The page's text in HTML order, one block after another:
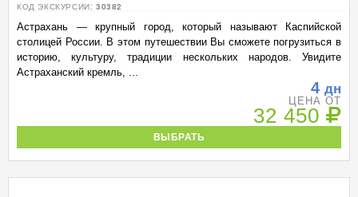
КОД ЭКСКУРСИИ: 30382
Астрахань — крупный город, который называют Каспийской
столицей России. В этом путешествии Вы сможете погрузиться в
историю, культуру, традиции нескольких народов. Увидите
Астраханский кремль, ...
4 дн
ЦЕНА ОТ
32 450
ВЫБРАТЬ